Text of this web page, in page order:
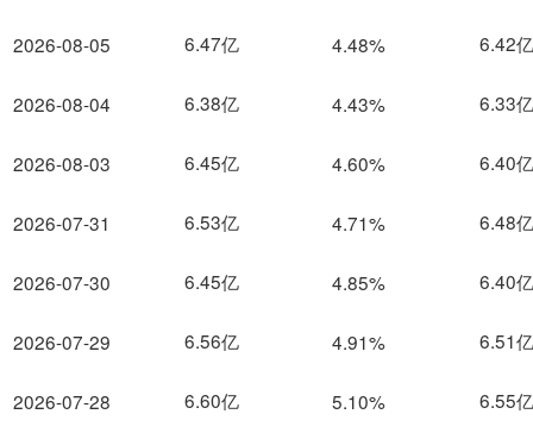
2026-08-05
2026-08-04
2026-08-03
2026-07-31
2026-07-30
2026-07-29
2026-07-28
6.47亿 4.48% 6.42亿
6.38亿 4.43% 6.33亿
6.45亿 4.60% 6.40亿
6.53亿 4.71% 6.48亿
6.45亿 4.85% 6.40亿
6.56亿 4.91% 6.51亿
6.60亿 5.10% 6.55亿